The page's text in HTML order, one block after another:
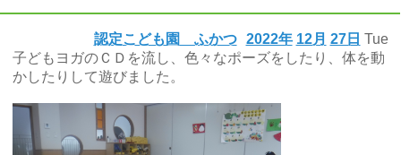
2022年 12月 27日 Tue
認定こども園 ふかつ
子どもヨガのＣＤを流し、色々なポーズをしたり、体を動
かしたりして遊びました。